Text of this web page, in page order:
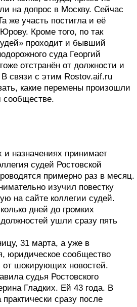
на допрос в Москву. Сейчас
же участь постигла и её
Кроме того, по так
проходит и бывший
суда Георгий
отстранён от должности и
связи с этим Rostov.aif.ru
какие перемены произошли
сообществе.
и назначениях принимает
судей Ростовской
примерно раз в месяц.
изучил повестку
на сайте коллегии судей.
дней до громких
ушли сразу пять
31 марта, а уже в
юридическое сообщество
от шокирующих новостей.
судья Ростовского
Гладких. Ей 43 года. В
сразу после